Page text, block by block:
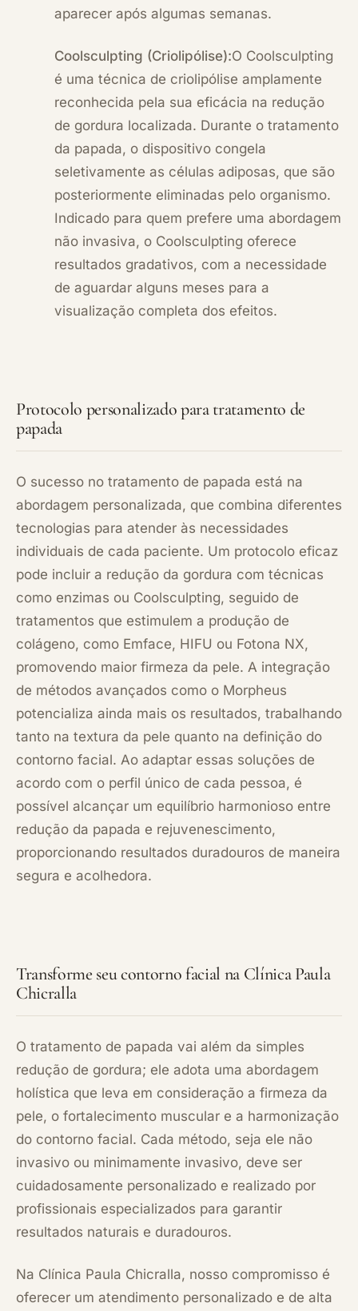
aparecer após algumas semanas.
Coolsculpting (Criolipólise):O Coolsculpting
é uma técnica de criolipólise amplamente
reconhecida pela sua eficácia na redução
de gordura localizada. Durante o tratamento
da papada, o dispositivo congela
seletivamente as células adiposas, que são
posteriormente eliminadas pelo organismo.
Indicado para quem prefere uma abordagem
não invasiva, o Coolsculpting oferece
resultados gradativos, com a necessidade
de aguardar alguns meses para a
visualização completa dos efeitos.
Protocolo personalizado para tratamento de
papada
O sucesso no tratamento de papada está na
abordagem personalizada, que combina diferentes
tecnologias para atender às necessidades
individuais de cada paciente. Um protocolo eficaz
pode incluir a redução da gordura com técnicas
como enzimas ou Coolsculpting, seguido de
tratamentos que estimulem a produção de
colágeno, como Emface, HIFU ou Fotona NX,
promovendo maior firmeza da pele. A integração
de métodos avançados como o Morpheus
potencializa ainda mais os resultados, trabalhando
tanto na textura da pele quanto na definição do
contorno facial. Ao adaptar essas soluções de
acordo com o perfil único de cada pessoa, é
possível alcançar um equilíbrio harmonioso entre
redução da papada e rejuvenescimento,
proporcionando resultados duradouros de maneira
segura e acolhedora.
Transforme seu contorno facial na Clínica Paula
Chicralla
O tratamento de papada vai além da simples
redução de gordura; ele adota uma abordagem
holística que leva em consideração a firmeza da
pele, o fortalecimento muscular e a harmonização
do contorno facial. Cada método, seja ele não
invasivo ou minimamente invasivo, deve ser
cuidadosamente personalizado e realizado por
profissionais especializados para garantir
resultados naturais e duradouros.
Na Clínica Paula Chicralla, nosso compromisso é
oferecer um atendimento personalizado e de alta